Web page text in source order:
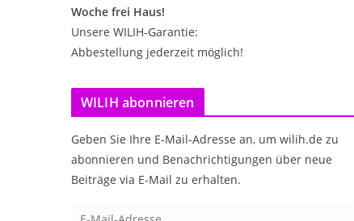
Woche frei Haus!
Unsere WILIH-Garantie:
Abbestellung jederzeit möglich!
WILIH abonnieren
Geben Sie Ihre E-Mail-Adresse an, um wilih.de zu
abonnieren und Benachrichtigungen über neue
Beiträge via E-Mail zu erhalten.